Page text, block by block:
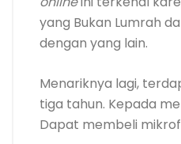
yang Bukan Lumrah
dengan yang lain.
Menariknya lagi,
tiga tahun. Kepada
Dapat membeli